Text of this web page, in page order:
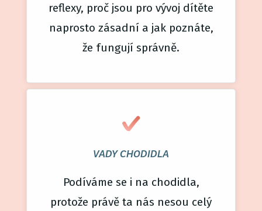
reflexy, proč jsou pro vývoj dítěte
naprosto zásadní a jak poznáte,
že fungují správně.
VADY CHODIDLA
Podíváme se i na chodidla,
protože právě ta nás nesou celý